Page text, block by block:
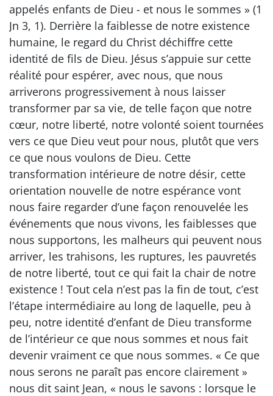
appelés enfants de Dieu - et nous le sommes » (1
Jn 3, 1). Derrière la faiblesse de notre existence
humaine, le regard du Christ déchiffre cette
identité de fils de Dieu. Jésus s’appuie sur cette
réalité pour espérer, avec nous, que nous
arriverons progressivement à nous laisser
transformer par sa vie, de telle façon que notre
cœur, notre liberté, notre volonté soient tournées
vers ce que Dieu veut pour nous, plutôt que vers
ce que nous voulons de Dieu. Cette
transformation intérieure de notre désir, cette
orientation nouvelle de notre espérance vont
nous faire regarder d’une façon renouvelée les
événements que nous vivons, les faiblesses que
nous supportons, les malheurs qui peuvent nous
arriver, les trahisons, les ruptures, les pauvretés
de notre liberté, tout ce qui fait la chair de notre
existence ! Tout cela n’est pas la fin de tout, c’est
l’étape intermédiaire au long de laquelle, peu à
peu, notre identité d’enfant de Dieu transforme
de l’intérieur ce que nous sommes et nous fait
devenir vraiment ce que nous sommes. « Ce que
nous serons ne paraît pas encore clairement »
nous dit saint Jean, « nous le savons : lorsque le